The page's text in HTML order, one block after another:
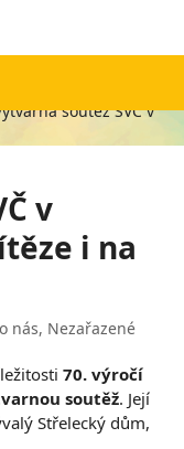
soutěž SVČ v
v
i na
nás, Nezařazené
70. výročí
soutěž. Její
Střelecký dům,